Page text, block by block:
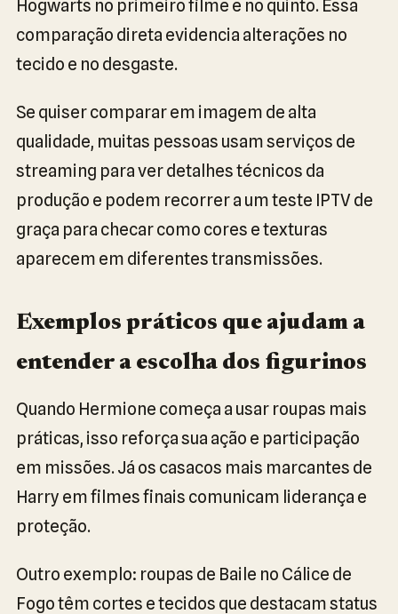
Hogwarts no primeiro filme e no quinto. Essa
comparação direta evidencia alterações no
tecido e no desgaste.
Se quiser comparar em imagem de alta
qualidade, muitas pessoas usam serviços de
streaming para ver detalhes técnicos da
produção e podem recorrer a um teste IPTV de
graça para checar como cores e texturas
aparecem em diferentes transmissões.
Exemplos práticos que ajudam a
entender a escolha dos figurinos
Quando Hermione começa a usar roupas mais
práticas, isso reforça sua ação e participação
em missões. Já os casacos mais marcantes de
Harry em filmes finais comunicam liderança e
proteção.
Outro exemplo: roupas de Baile no Cálice de
Fogo têm cortes e tecidos que destacam status